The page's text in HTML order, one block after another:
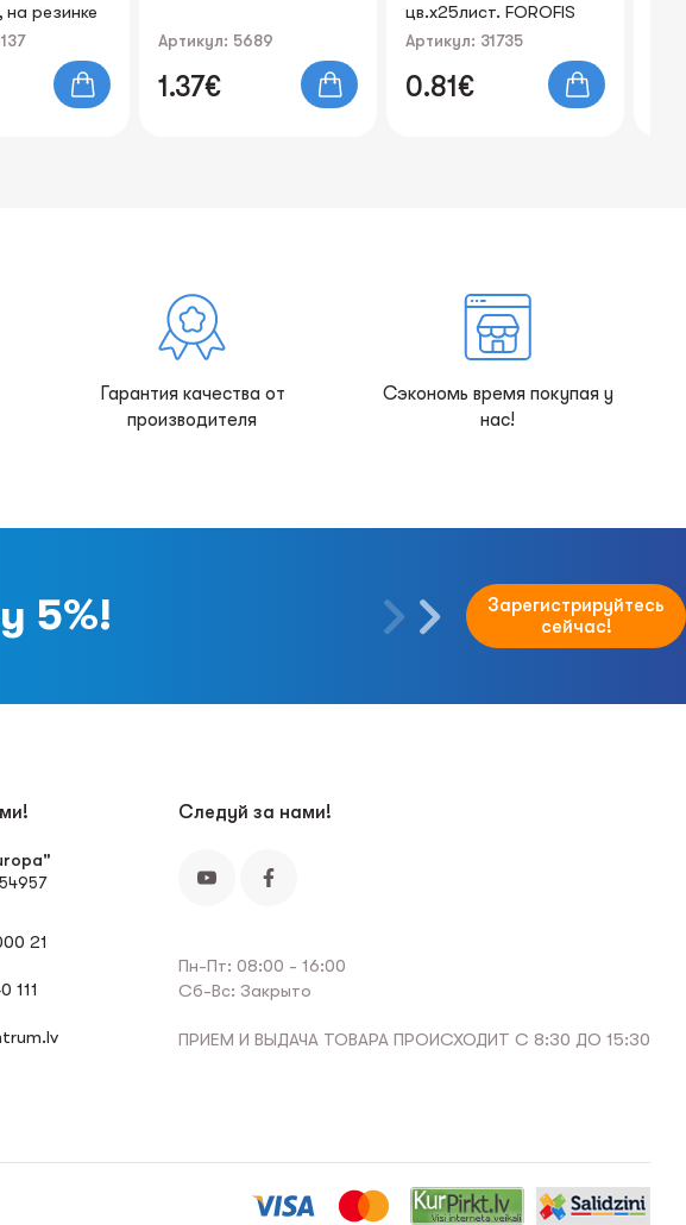
Артикул: 31735
0.81€
Артикул: 39728
1.54€
Гарантия качества от
производителя
Сэкономь время покупая у
нас!
5%!
Зарегистрируйтесь
сейчас!
21
111
Следуй за нами!
Пн-Пт: 08:00 - 16:00
Сб-Вс: Закрыто
ПРИЕМ И ВЫДАЧА ТОВАРА ПРОИСХОДИТ С 8:30 ДО 15:30